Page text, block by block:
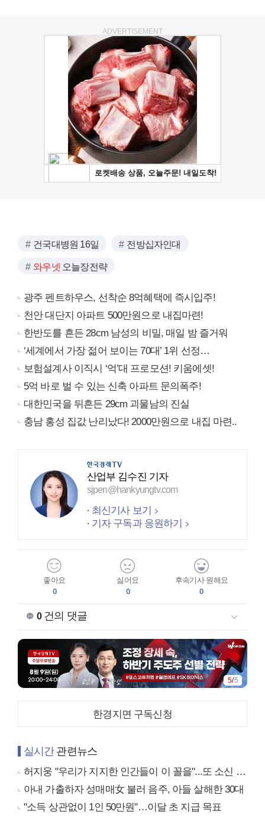
ADVERTISEMENT
건국대병원 16일 전방십자인대
와우넷 오늘장전략
광주 펜트하우스, 선착순 8억혜택에 즉시입주!
천안 대단지 아파트 500만원으로 내집마련!
한반도를 흔든 28cm 남성의 비밀, 매일 밤 즐거워
‘세계에서 가장 젊어 보이는 70대’ 1위 선정…
보험설계사 이직시 ‘억’대 프로모션! 키움에셋!
5억 바로 벌 수 있는 신축 아파트 문의폭주!
대한민국을 뒤흔든 29cm 괴물남의 진실
충남 홍성 집값 난리났다! 2000만원으로 내집 마련..
산업부 김수진 기자
sjpen@hankyungtv.com
최신기사 보기
기자 구독과 응원하기
좋아요
0
싫어요
0
후속기사 원해요
0
0건의 댓글
5/5
한경지면 구독신청
실시간관련뉴스
허지웅 "우리가 지지한 인간들이 이 꼴을"...또 소신 발언
아내 가출하자 성매매女 불러 음주, 아들 살해한 30대
"소득 상관없이 1인 50만원"…이달 초 지급 목표